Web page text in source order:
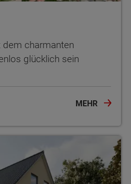
dem charmanten
glücklich sein
MEHR